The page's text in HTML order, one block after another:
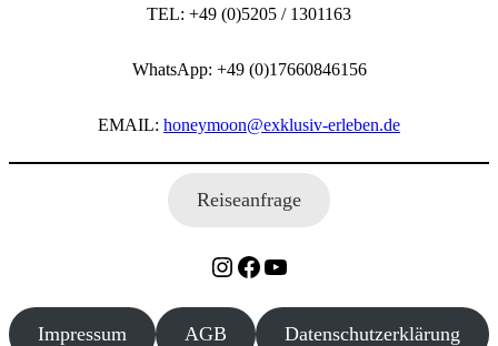
TEL: +49 (0)5205 / 1301163
WhatsApp: +49 (0)17660846156
EMAIL: honeymoon@exklusiv-erleben.de
Reiseanfrage
Impressum AGB Datenschutzerklärung